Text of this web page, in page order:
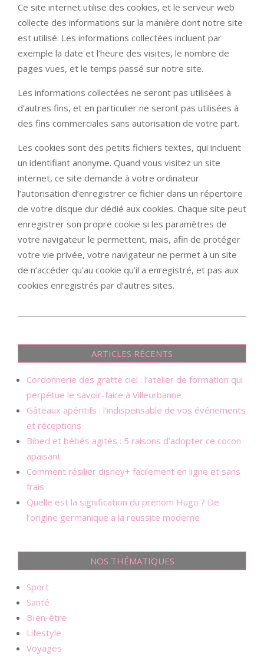
Ce site internet utilise des cookies, et le serveur web
collecte des informations sur la manière dont notre site
est utilisé. Les informations collectées incluent par
exemple la date et l’heure des visites, le nombre de
pages vues, et le temps passé sur notre site.
Les informations collectées ne seront pas utilisées à
d’autres fins, et en particulier ne seront pas utilisées à
des fins commerciales sans autorisation de votre part.
Les cookies sont des petits fichiers textes, qui incluent
un identifiant anonyme. Quand vous visitez un site
internet, ce site demande à votre ordinateur
l’autorisation d’enregistrer ce fichier dans un répertoire
de votre disque dur dédié aux cookies. Chaque site peut
enregistrer son propre cookie si les paramètres de
votre navigateur le permettent, mais, afin de protéger
votre vie privée, votre navigateur ne permet à un site
de n’accéder qu’au cookie qu’il a enregistré, et pas aux
cookies enregistrés par d’autres sites.
ARTICLES RÉCENTS
Cordonnerie des gratte ciel : l’atelier de formation qui
perpétue le savoir-faire à Villeurbanne
Gâteaux apéritifs : l’indispensable de vos événements
et réceptions
Bibed et bébés agités : 5 raisons d’adopter ce cocon
apaisant
Comment résilier disney+ facilement en ligne et sans
frais
Quelle est la signification du prenom Hugo ? De
l’origine germanique a la reussite moderne
NOS THÉMATIQUES
Sport
Santé
BIen-être
Lifestyle
Voyages